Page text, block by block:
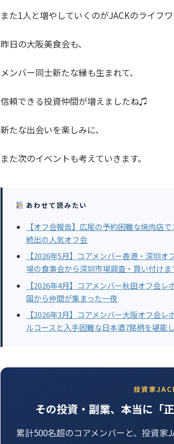
また1人と増やしていくのがJACKのライフワ
昨日の大阪美食会も、
メンバー同士新たな縁も生まれて、
信頼できる投資仲間が増えましたね♫
新たな出会いを楽しみに、
また次のイベントも考えていきます。
あわせて読みたい
【オフ会報告】広尾の予約困難な焼肉店
続出の人気オフ会
【2026年5月】コアメンバー香港・深圳
場の食事会から深圳市場調査・買い付けま
【2026年4月】コアメンバー秋田オフ会
国から仲間が集まった一夜
【2026年3月】コアメンバー大阪オフ会
ルコースと入手困難な日本酒7銘柄を堪能
投資家
その投資・副業、本当に「
累計500名超のコアメンバーと、投資家